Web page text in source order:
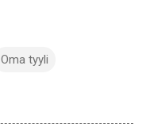
Oma tyyli